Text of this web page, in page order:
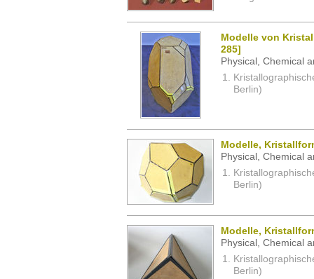
Modelle von
285]
Physical, Chemical
Berlin)
Modelle,
Physical, Chemical
Berlin)
Modelle,
Physical, Chemical
Berlin)